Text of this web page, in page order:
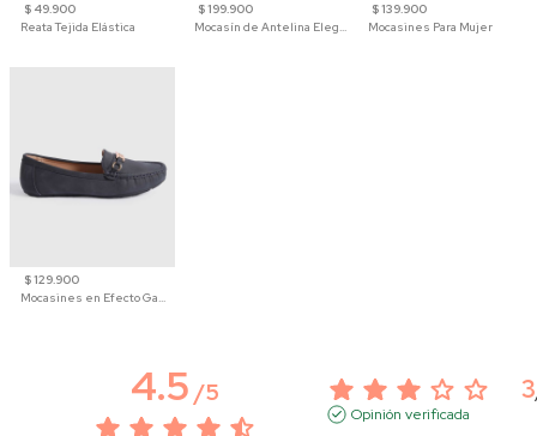
$ 49.900
Reata Tejida Elástica
$ 199.900
Mocasín de Antelina Elegante con Suela de Contraste Para Hombre
$ 139.900
Mocasines Para Mujer
$ 129.900
Mocasines en Efecto Gamuzado Para Mujer
4.5/5 3
Opinión verificada